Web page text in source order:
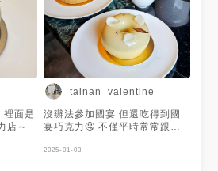
裡面是
力店～
tainan_valentine
沒辦法參加國宴 但還吃得到國
宴巧克力🤤 不僅平時常常跟各
難得來台北 必須收進口袋🙌 #
2025-01-03